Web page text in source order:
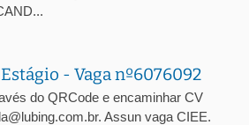
- Vaga nº6076092
do QRCode e encaminhar CV
Assun vaga CIEE.